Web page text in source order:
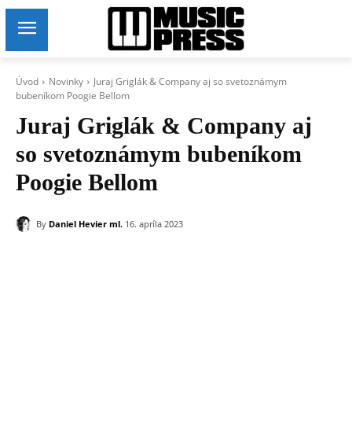
Úvod Novinky
Juraj Griglák & Company aj so svetoznámym
bubeníkom Poogie Bellom
Juraj Griglák & Company aj
so svetoznámym bubeníkom
Poogie Bellom
By Daniel Hevier ml. 16. apríla 2023